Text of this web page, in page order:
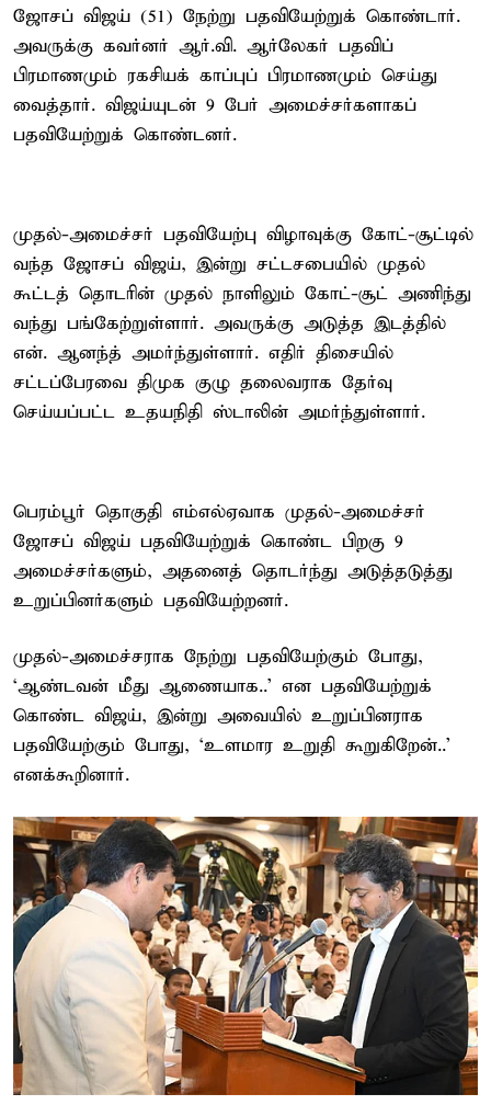
ஜோசப் விஜய் (51) நேற்று பதவியேற்றுக் கொண்டார்.
அவருக்கு கவர்னர் ஆர்.வி. ஆர்லேகர் பதவிப்
பிரமாணமும் ரகசியக் காப்புப் பிரமாணமும் செய்து
வைத்தார். விஜய்யுடன் 9 பேர் அமைச்சர்களாகப்
பதவியேற்றுக் கொண்டனர்.
முதல்-அமைச்சர் பதவியேற்பு விழாவுக்கு கோட்-சூட்டில்
வந்த ஜோசப் விஜய், இன்று சட்டசபையில் முதல்
கூட்டத் தொடரின் முதல் நாளிலும் கோட்-சூட் அணிந்து
வந்து பங்கேற்றுள்ளார். அவருக்கு அடுத்த இடத்தில்
என். ஆனந்த் அமர்ந்துள்ளார். எதிர் திசையில்
சட்டப்பேரவை திமுக குழு தலைவராக தேர்வு
செய்யப்பட்ட உதயநிதி ஸ்டாலின் அமர்ந்துள்ளார்.
பெரம்பூர் தொகுதி எம்எல்ஏவாக முதல்-அமைச்சர்
ஜோசப் விஜய் பதவியேற்றுக் கொண்ட பிறகு 9
அமைச்சர்களும், அதனைத் தொடர்ந்து அடுத்தடுத்து
உறுப்பினர்களும் பதவியேற்றனர்.
முதல்-அமைச்சராக நேற்று பதவியேற்கும் போது,
‘ஆண்டவன் மீது ஆணையாக..’ என பதவியேற்றுக்
கொண்ட விஜய், இன்று அவையில் உறுப்பினராக
பதவியேற்கும் போது, ‘உளமார உறுதி கூறுகிறேன்..’
எனக்கூறினார்.